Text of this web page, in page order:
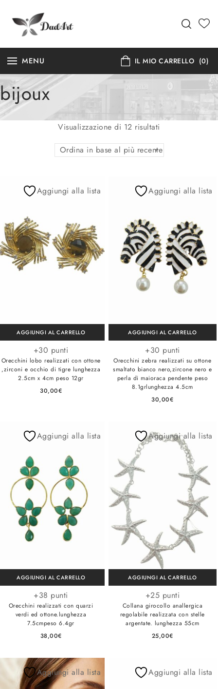
MENU IL MIO CARRELLO (0)
bijoux
Visualizzazione di 12 risultati
Ordina in base al più recente
AGGIUNGI AL CARRELLO
Aggiungi alla lista
+30 punti
Orecchini lobo realizzati con ottone
,zirconi e occhio di tigre lunghezza
2.5cm x 4cm peso 12gr
30,00€
AGGIUNGI AL CARRELLO
Aggiungi alla lista
+30 punti
Orecchini zebra realizzati su ottone
smaltato bianco nero,zircone nero e
perla di maioraca pendente peso
8.1grlunghezza 4.5cm
30,00€
AGGIUNGI AL CARRELLO
Aggiungi alla lista
+38 punti
Orecchini realizzati con quarzi
verdi ed ottone.lunghezza
7.5cmpeso 6.4gr
38,00€
AGGIUNGI AL CARRELLO
Aggiungi alla lista
+25 punti
Collana girocollo anallergica
regolabile realizzata con stelle
argentate. lunghezza 55cm
25,00€
Aggiungi alla lista Aggiungi alla lista